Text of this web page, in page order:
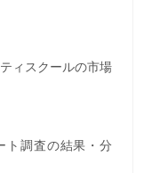
スクールの市場
査の結果・分